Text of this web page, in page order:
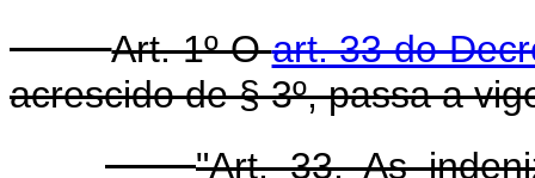
Art. 1º Oart. 33 do
acrescido de § 3º, passa a
"Art. 33. As